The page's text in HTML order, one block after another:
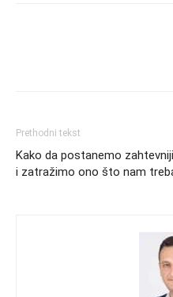
Prethodni tekst
Kako da postanemo zahtevniji
i zatražimo ono što nam